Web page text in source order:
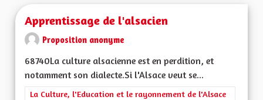
Apprentissage de l'alsacien
Proposition anonyme
68740La culture alsacienne est en perdition, et
notamment son dialecte.Si l'Alsace veut se...
Filtrer les résultats de la catégorie : La Culture, l'Education et
La Culture, l'Education et le rayonnement de l'Alsace